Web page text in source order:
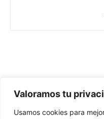
Valoramos tu
Usamos cookies para
Redes Cristianas
Una mirada alternativa sobre la